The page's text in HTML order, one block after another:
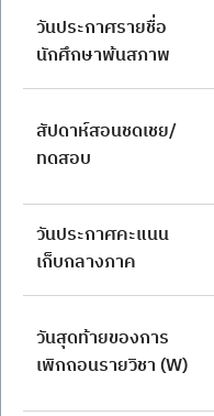
วันประกาศรายชื่อ
นักศึกษาพ้นสภาพ
สัปดาห์สอนชดเชย/
ทดสอบ
วันประกาศคะแนน
เก็บกลางภาค
วันสุดท้ายของการ
เพิกถอนรายวิชา (W)